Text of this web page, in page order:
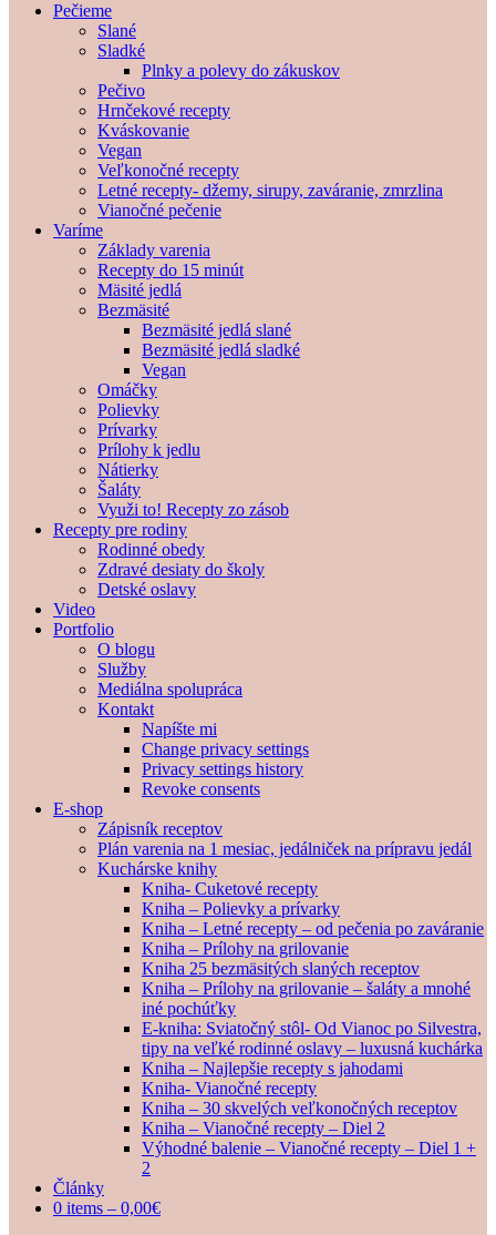
Pečieme
Slané
Sladké
Plnky a polevy do zákuskov
Pečivo
Hrnčekové recepty
Kváskovanie
Vegan
Veľkonočné recepty
Letné recepty- džemy, sirupy, zaváranie, zmrzlina
Vianočné pečenie
Varíme
Základy varenia
Recepty do 15 minút
Mäsité jedlá
Bezmäsité
Bezmäsité jedlá slané
Bezmäsité jedlá sladké
Vegan
Omáčky
Polievky
Prívarky
Prílohy k jedlu
Nátierky
Šaláty
Využi to! Recepty zo zásob
Recepty pre rodiny
Rodinné obedy
Zdravé desiaty do školy
Detské oslavy
Video
Portfolio
O blogu
Služby
Mediálna spolupráca
Kontakt
Napíšte mi
Change privacy settings
Privacy settings history
Revoke consents
E-shop
Zápisník receptov
Plán varenia na 1 mesiac, jedálniček na prípravu jedál
Kuchárske knihy
Kniha- Cuketové recepty
Kniha – Polievky a prívarky
Kniha – Letné recepty – od pečenia po zaváranie
Kniha – Prílohy na grilovanie
Kniha 25 bezmäsitých slaných receptov
Kniha – Prílohy na grilovanie – šaláty a mnohé
iné pochúťky
E-kniha: Sviatočný stôl- Od Vianoc po Silvestra,
tipy na veľké rodinné oslavy – luxusná kuchárka
Kniha – Najlepšie recepty s jahodami
Kniha- Vianočné recepty
Kniha – 30 skvelých veľkonočných receptov
Kniha – Vianočné recepty – Diel 2
Výhodné balenie – Vianočné recepty – Diel 1 +
2
Články
0 items – 0,00€